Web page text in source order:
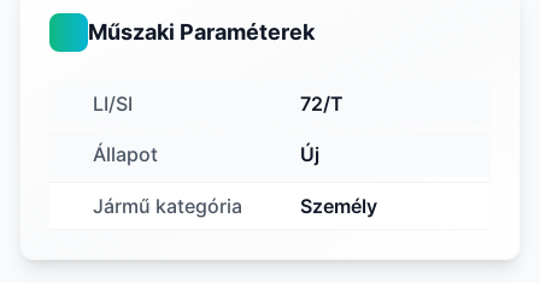
Műszaki Paraméterek
LI/SI 72/T
Állapot Új
Jármű kategória Személy